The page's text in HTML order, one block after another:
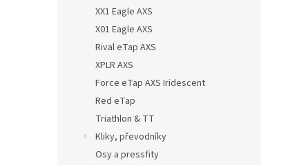
XX1 Eagle AXS
X01 Eagle AXS
Rival eTap AXS
XPLR AXS
Force eTap AXS Iridescent
Red eTap
Triathlon & TT
Kliky, převodníky
Osy a pressfity